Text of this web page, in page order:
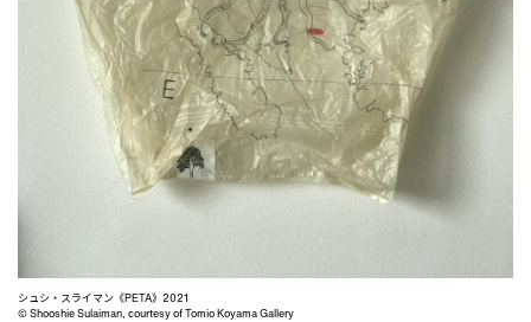
シュシ・スライマン《PETA》2021
© Shooshie Sulaiman, courtesy of Tomio Koyama Gallery